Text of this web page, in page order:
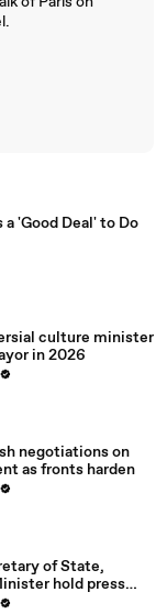
'Good Deal' to Do
culture minister
in 2026
negotiations on
as fronts harden
of State,
hold press